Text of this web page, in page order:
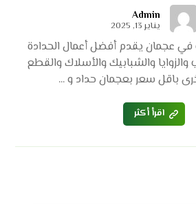
Admin
يناير 13, 2025
في عجمان يقدم أفضل أعمال الحدادة
والزوايا والشبابيك والأسلاك والقطع
باقل سعر بعجمان حداد و ...
اقرأ أكثر